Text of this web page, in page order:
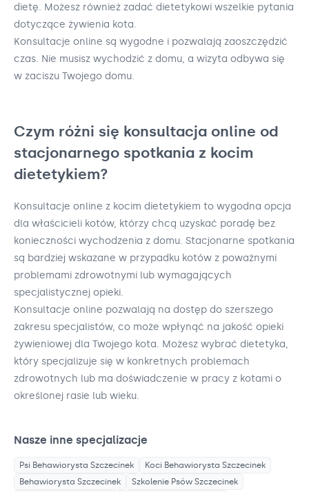
dietę. Możesz również zadać dietetykowi wszelkie pytania
dotyczące żywienia kota.
Konsultacje online są wygodne i pozwalają zaoszczędzić
czas. Nie musisz wychodzić z domu, a wizyta odbywa się
w zaciszu Twojego domu.
Czym różni się konsultacja online od
stacjonarnego spotkania z kocim
dietetykiem?
Konsultacje online z kocim dietetykiem to wygodna opcja
dla właścicieli kotów, którzy chcą uzyskać poradę bez
konieczności wychodzenia z domu. Stacjonarne spotkania
są bardziej wskazane w przypadku kotów z poważnymi
problemami zdrowotnymi lub wymagających
specjalistycznej opieki.
Konsultacje online pozwalają na dostęp do szerszego
zakresu specjalistów, co może wpłynąć na jakość opieki
żywieniowej dla Twojego kota. Możesz wybrać dietetyka,
który specjalizuje się w konkretnych problemach
zdrowotnych lub ma doświadczenie w pracy z kotami o
określonej rasie lub wieku.
Nasze inne specjalizacje
Psi Behawiorysta Szczecinek Koci Behawiorysta Szczecinek
Behawiorysta Szczecinek Szkolenie Psów Szczecinek